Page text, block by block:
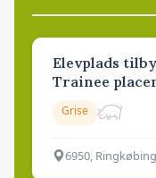
Elevplads
Trainee
Grise
6950, Ringkøbing